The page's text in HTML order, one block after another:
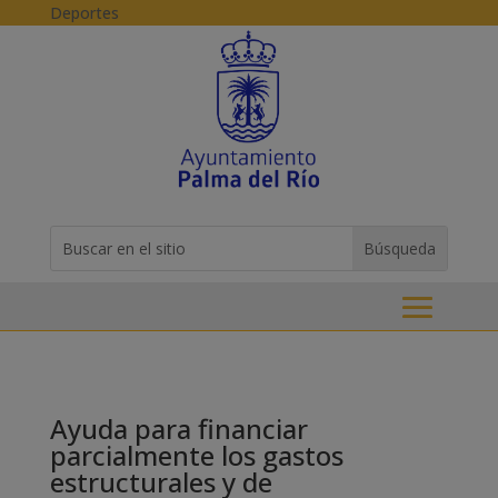
Skip to content
Deportes
for...
Ayuda para financiar
parcialmente los gastos
estructurales y de